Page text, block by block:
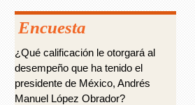
Encuesta
¿Qué calificación le otorgará al
desempeño que ha tenido el
presidente de México, Andrés
Manuel López Obrador?